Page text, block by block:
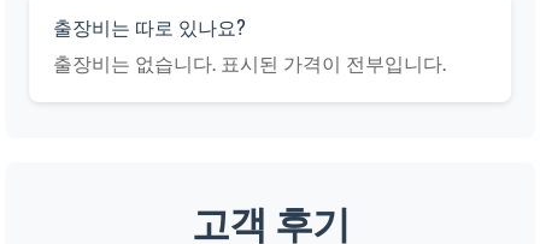
출장비는 따로 있나요?
출장비는 없습니다. 표시된 가격이 전부입니다.
고객 후기